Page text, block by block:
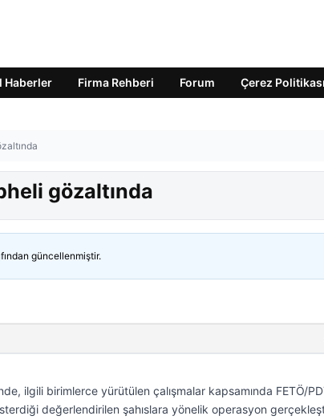
Haberler Firma Rehberi Forum Çerez Politikası
gözaltında
güncellenmiştir.
ilgili birimlerce yürütülen çalışmalar kapsamında FETÖ/
değerlendirilen şahıslara yönelik operasyon